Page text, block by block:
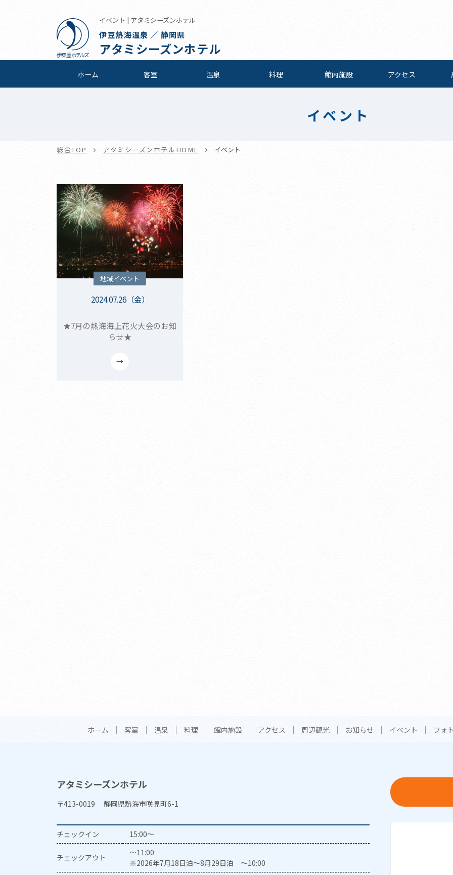
イベント | アタミシーズンホテル
伊豆熱海温泉 ／ 静岡県
アタミシーズンホテル
ホーム 客室 温泉 料理 館内施設 アクセス
イベント
総合TOP アタミシーズンホテルHOME イベント
地域イベント
2024.07.26（金）
★7月の熱海海上花火大会のお知
らせ★
ホーム 客室 温泉 料理 館内施設 アクセス 周辺観光 お知らせ イベント フォ
アタミシーズンホテル
〒413-0019 静岡県熱海市咲見町6-1
チェックイン 15:00～
チェックアウト
～11:00
※2026年7月18日泊～8月29日泊 ～10:00